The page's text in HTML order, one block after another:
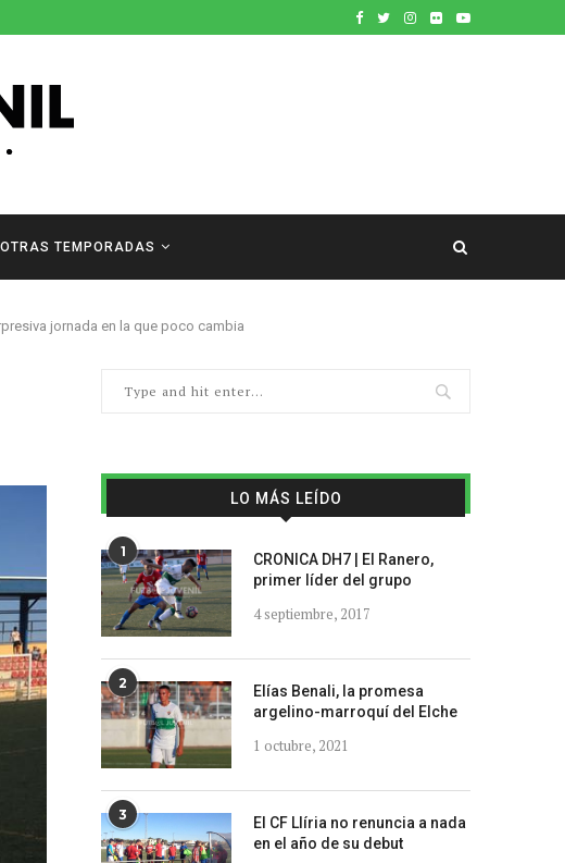
OTRAS TEMPORADAS
jornada en la que poco cambia
LO MÁS LEÍDO
1
CRONICA DH7 | El Ranero,
primer líder del grupo
4 septiembre, 2017
2
Elías Benali, la promesa
argelino-marroquí del Elche
1 octubre, 2021
3
El CF Llíria no renuncia a nada
en el año de su debut